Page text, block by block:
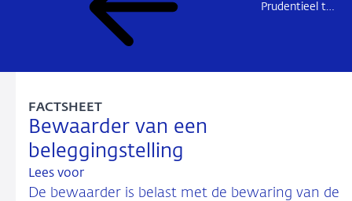
Prudentieel toezicht
Bewaarder van een
beleggingstelling
FACTSHEET
Lees voor
De bewaarder is belast met de bewaring van de